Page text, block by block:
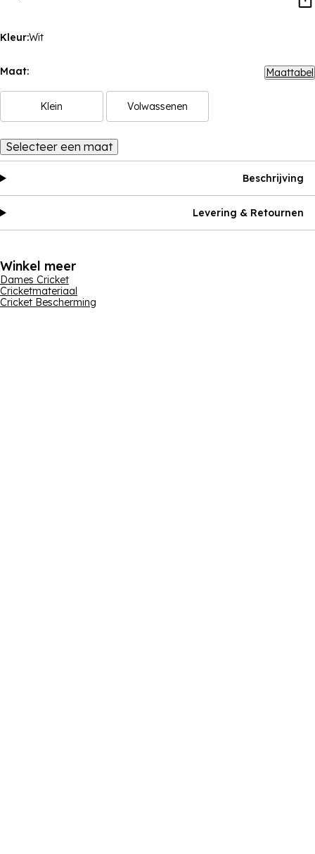
Kleur:Wit
Maat: Maattabel
Klein Volwassenen
Selecteer een maat
Beschrijving
Levering & Retournen
Winkel meer
Dames Cricket
Cricketmateriaal
Cricket Bescherming